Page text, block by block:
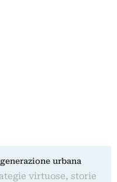
urbana
virtuose, storie